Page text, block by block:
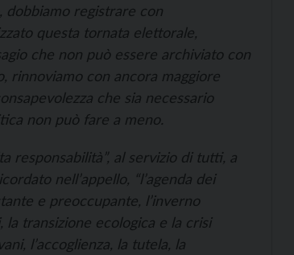
registrare con
questa tornata elettorale,
che non può essere archiviato con
rinnoviamo con ancora maggiore
che sia necessario
non può fare a meno.
responsabilità”, al servizio di tutti, a
nell’appello, “l’agenda dei
e preoccupante, l’inverno
transizione ecologica e la crisi
l’accoglienza, la tutela, la